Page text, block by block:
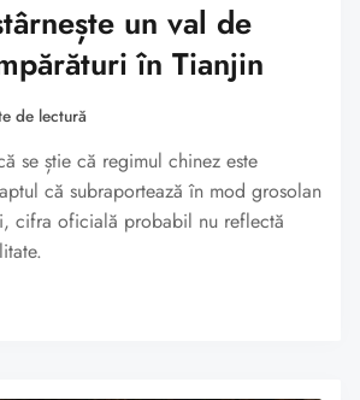
un val de
în Tianjin
de lectură
se știe că regimul chinez este
că subraportează în mod grosolan
cifra oficială probabil nu reflectă